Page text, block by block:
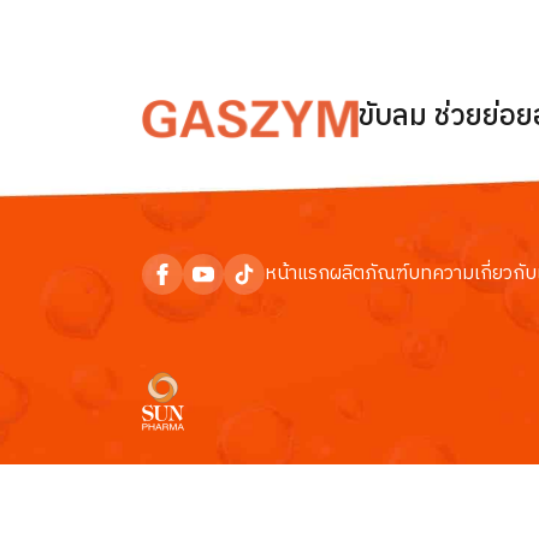
ขับลม ช่วยย่อ
หน้าแรกผลิตภัณฑ์บทความเกี่ยวกับ